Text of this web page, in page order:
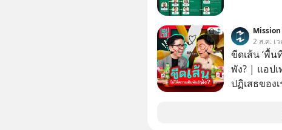
Mission
2 ส.ค. เ
ขีดเส้น ‘พื้
พัง? | แอปเ
ปฏิเสธของ
ไม่เคยปฏิ